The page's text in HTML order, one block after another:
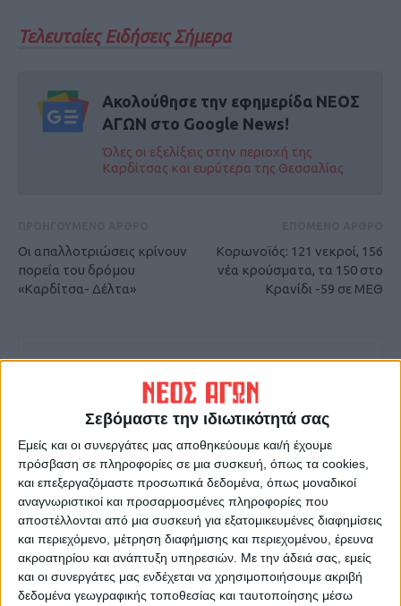
Σεβόμαστε την ιδιωτικότητά σας
Εμείς και οι συνεργάτες μας αποθηκεύουμε και/ή έχουμε
πρόσβαση σε πληροφορίες σε μια συσκευή, όπως τα cookies,
και επεξεργαζόμαστε προσωπικά δεδομένα, όπως μοναδικοί
αναγνωριστικοί και προσαρμοσμένες πληροφορίες που
αποστέλλονται από μια συσκευή για εξατομικευμένες διαφημίσεις
και περιεχόμενο, μέτρηση διαφήμισης και περιεχομένου, έρευνα
ακροατηρίου και ανάπτυξη υπηρεσιών. Με την άδειά σας, εμείς
και οι συνεργάτες μας ενδέχεται να χρησιμοποιήσουμε ακριβή
δεδομένα γεωγραφικής τοποθεσίας και ταυτοποίησης μέσω
Τελευταίες Ειδήσεις Σήμερα
Ακολούθησε την εφημερίδα ΝΕΟΣ
ΑΓΩΝ στο Google News!
Όλες οι εξελίξεις στην περιοχή της
Καρδίτσας και ευρύτερα της Θεσσαλίας
Οι απαλλοτριώσεις κρίνουν
πορεία του δρόμου
«Καρδίτσα- Δέλτα»
Κορωνοϊός: 121 νεκροί, 156
νέα κρούσματα, τα 150 στο
Κρανίδι -59 σε ΜΕΘ
ΝΕΟΣ ΑΓΩΝ
https://neosagon.gr
Η Αρχαιότερη Καθημερινή Πρωινή Εφημερίδα της Καρδίτσας